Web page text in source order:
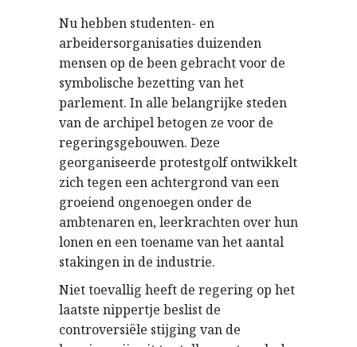
Nu hebben studenten- en
arbeidersorganisaties duizenden
mensen op de been gebracht voor de
symbolische bezetting van het
parlement. In alle belangrijke steden
van de archipel betogen ze voor de
regeringsgebouwen. Deze
georganiseerde protestgolf ontwikkelt
zich tegen een achtergrond van een
groeiend ongenoegen onder de
ambtenaren en, leerkrachten over hun
lonen en een toename van het aantal
stakingen in de industrie.
Niet toevallig heeft de regering op het
laatste nippertje beslist de
controversiële stijging van de